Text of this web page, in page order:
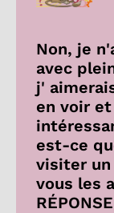
Non, je
avec
j'
en voir
est-ce
visiter un
vous les